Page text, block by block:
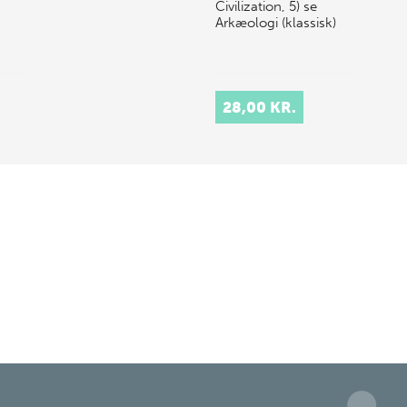
Civilization, 5) se
Arkæologi (klassisk)
28,00 KR.